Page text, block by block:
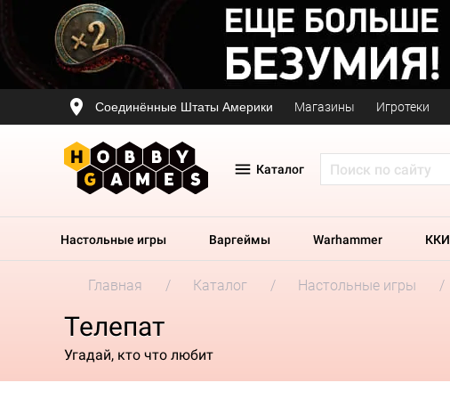
Соединённые Штаты Америки Магазины Игротеки
Каталог
Настольные игры Варгеймы Warhammer ККИ
Главная Каталог Настольные игры
Телепат
Угадай, кто что любит